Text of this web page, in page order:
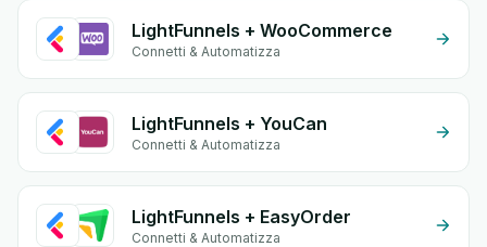
LightFunnels + WooCommerce
Connetti & Automatizza
LightFunnels + YouCan
Connetti & Automatizza
LightFunnels + EasyOrder
Connetti & Automatizza